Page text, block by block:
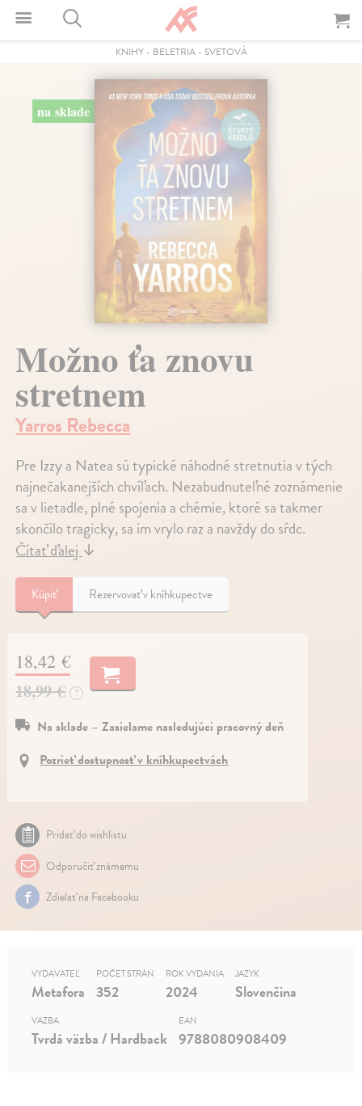
KNIHY- BELETRIA- SVETOVÁ
na sklade
Možno ťa znovu
stretnem
Yarros Rebecca
Pre Izzy a Natea sú typické náhodné stretnutia v tých
najnečakanejších chvíľach. Nezabudnuteľné zoznámenie
sa v lietadle, plné spojenia a chémie, ktoré sa takmer
skončilo tragicky, sa im vrylo raz a navždy do sŕdc.
Čítať ďalej↓
Kúpiť Rezervovať v kníhkupectve
18,42 €
18,99 €
?
Na sklade – Zasielame nasledujúci pracovný deň
Pozrieť dostupnosť v kníhkupectvách
Pridať do wishlistu
Odporučiť známemu
Zdielať na Facebooku
VYDAVATEĽ
Metafora
POČET STRÁN
352
ROK VYDANIA
2024
JAZYK
Slovenčina
VÄZBA
Tvrdá väzba / Hardback
EAN
9788080908409